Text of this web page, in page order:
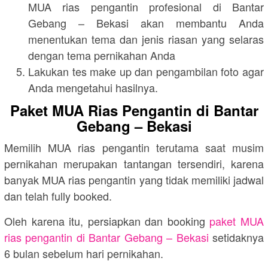
MUA rias pengantin profesional di Bantar
Gebang – Bekasi akan membantu Anda
menentukan tema dan jenis riasan yang selaras
dengan tema pernikahan Anda
Lakukan tes make up dan pengambilan foto agar
Anda mengetahui hasilnya.
Paket MUA Rias Pengantin di Bantar
Gebang – Bekasi
Memilih MUA rias pengantin terutama saat musim
pernikahan merupakan tantangan tersendiri, karena
banyak MUA rias pengantin yang tidak memiliki jadwal
dan telah fully booked.
Oleh karena itu, persiapkan dan booking paket MUA
rias pengantin di Bantar Gebang – Bekasi setidaknya
6 bulan sebelum hari pernikahan.